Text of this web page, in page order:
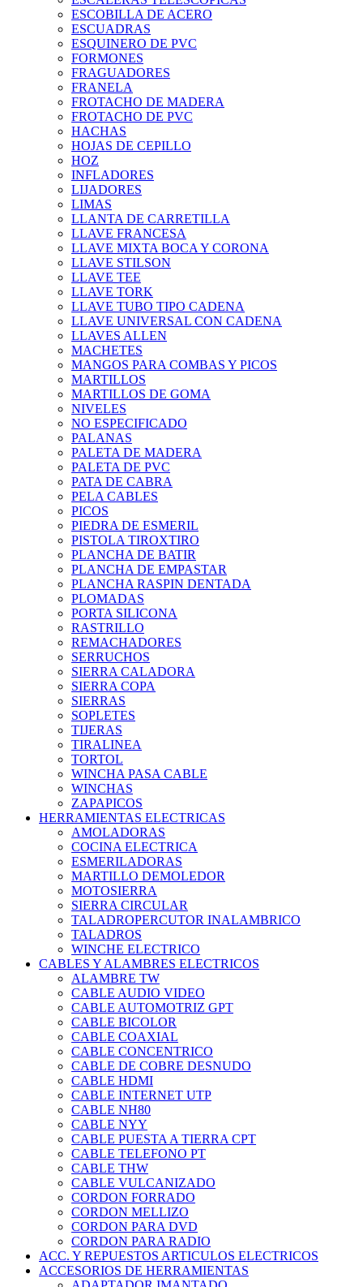
ESCOBILLA DE ACERO
ESCUADRAS
ESQUINERO DE PVC
FORMONES
FRAGUADORES
FRANELA
FROTACHO DE MADERA
FROTACHO DE PVC
HACHAS
HOJAS DE CEPILLO
HOZ
INFLADORES
LIJADORES
LIMAS
LLANTA DE CARRETILLA
LLAVE FRANCESA
LLAVE MIXTA BOCA Y CORONA
LLAVE STILSON
LLAVE TEE
LLAVE TORK
LLAVE TUBO TIPO CADENA
LLAVE UNIVERSAL CON CADENA
LLAVES ALLEN
MACHETES
MANGOS PARA COMBAS Y PICOS
MARTILLOS
MARTILLOS DE GOMA
NIVELES
NO ESPECIFICADO
PALANAS
PALETA DE MADERA
PALETA DE PVC
PATA DE CABRA
PELA CABLES
PICOS
PIEDRA DE ESMERIL
PISTOLA TIROXTIRO
PLANCHA DE BATIR
PLANCHA DE EMPASTAR
PLANCHA RASPIN DENTADA
PLOMADAS
PORTA SILICONA
RASTRILLO
REMACHADORES
SERRUCHOS
SIERRA CALADORA
SIERRA COPA
SIERRAS
SOPLETES
TIJERAS
TIRALINEA
TORTOL
WINCHA PASA CABLE
WINCHAS
ZAPAPICOS
HERRAMIENTAS ELECTRICAS
AMOLADORAS
COCINA ELECTRICA
ESMERILADORAS
MARTILLO DEMOLEDOR
MOTOSIERRA
SIERRA CIRCULAR
TALADROPERCUTOR INALAMBRICO
TALADROS
WINCHE ELECTRICO
CABLES Y ALAMBRES ELECTRICOS
ALAMBRE TW
CABLE AUDIO VIDEO
CABLE AUTOMOTRIZ GPT
CABLE BICOLOR
CABLE COAXIAL
CABLE CONCENTRICO
CABLE DE COBRE DESNUDO
CABLE HDMI
CABLE INTERNET UTP
CABLE NH80
CABLE NYY
CABLE PUESTA A TIERRA CPT
CABLE TELEFONO PT
CABLE THW
CABLE VULCANIZADO
CORDON FORRADO
CORDON MELLIZO
CORDON PARA DVD
CORDON PARA RADIO
ACC. Y REPUESTOS ARTICULOS ELECTRICOS
ACCESORIOS DE HERRAMIENTAS